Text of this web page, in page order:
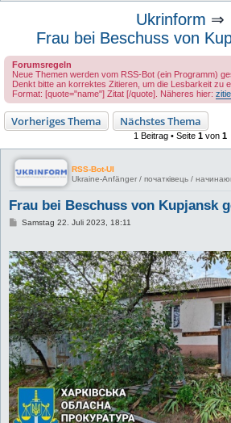
Ukrinform ⇒
Frau bei Beschuss von
Forumsregeln
Neue Themen werden vom RSS-Bot (ein Programm)
Denkt bitte an korrektes Zitieren, um die Lesbarkeit zu
Format: [quote="name"] Zitat [/quote]. Näheres hier:
Vorheriges Thema Nächstes Thema
1 Beitrag • Seite 1 von 1
RSS-Bot-UI
Ukraine-Anfänger / початківець /
Frau bei Beschuss von Kupjansk
B
t
r
a
g
Samstag 22. Juli 2023, 18:11